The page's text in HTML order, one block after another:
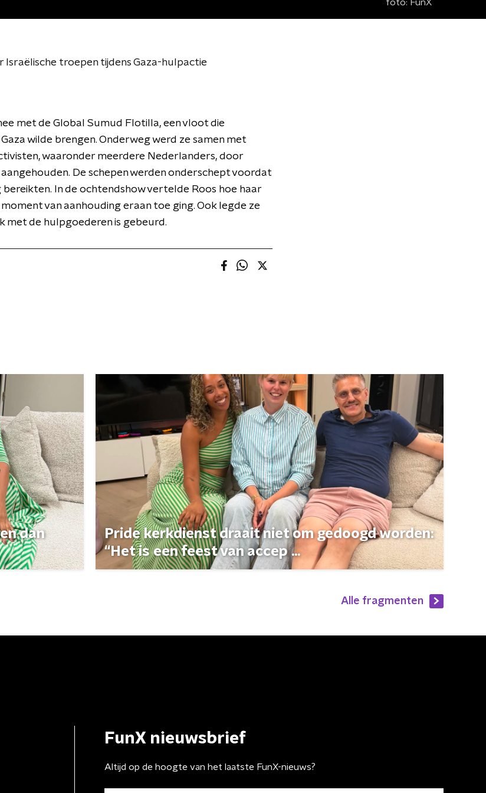
foto: FunX
Israëlische troepen tijdens Gaza-hulpactie
met de Global Sumud Flotilla, een vloot die
wilde brengen. Onderweg werd ze samen met
waaronder meerdere Nederlanders, door
De schepen werden onderschept voordat
bereikten. In de ochtendshow vertelde Roos hoe haar
van aanhouding eraan toe ging. Ook legde ze
met de hulpgoederen is gebeurd.
dan
Pride kerkdienst draait niet om gedoogd worden:
“Het is een feest van accep ...
Alle fragmenten
FunX nieuwsbrief
Altijd op de hoogte van het laatste FunX-nieuws?